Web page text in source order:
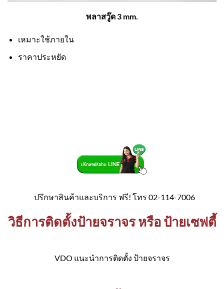
พลาสวู๊ด 3 mm.
เหมาะใช้ภายใน
ราคาประหยัด
ปรึกษาสินค้าและบริการ ฟรี! โทร 02-114-7006
วิธีการติดตั้งป้ายจราจร หรือ ป้ายเซฟตี้
VDO แนะนำการติดตั้ง ป้ายจราจร